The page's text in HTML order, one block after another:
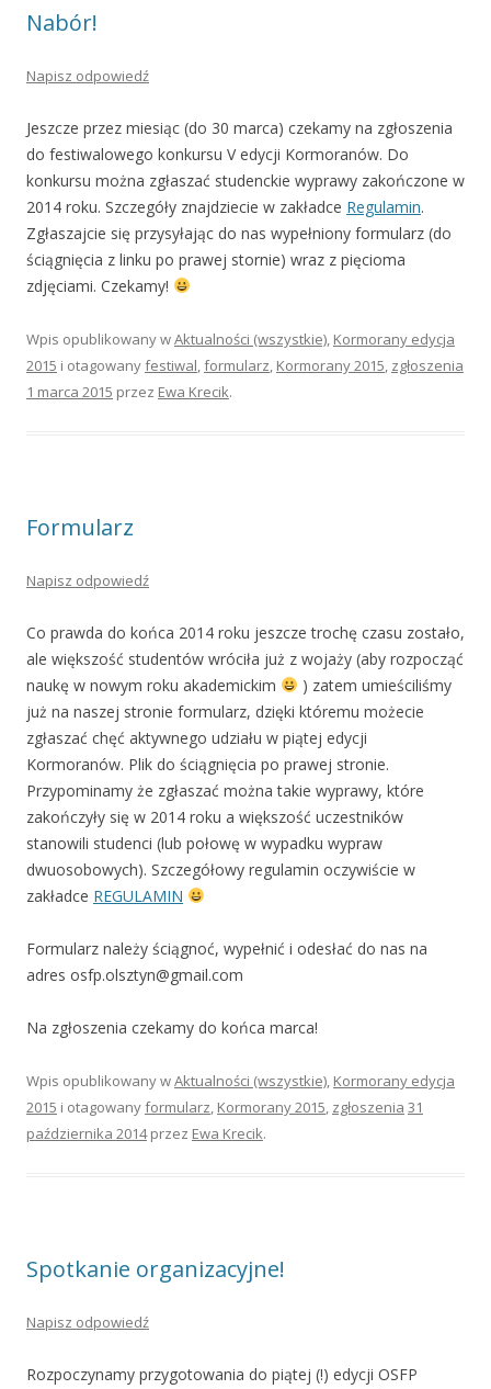
Nabór!
Napisz odpowiedź
Jeszcze przez miesiąc (do 30 marca) czekamy na zgłoszenia
do festiwalowego konkursu V edycji Kormoranów. Do
konkursu można zgłaszać studenckie wyprawy zakończone w
2014 roku. Szczegóły znajdziecie w zakładce Regulamin.
Zgłaszajcie się przysyłając do nas wypełniony formularz (do
ściągnięcia z linku po prawej stornie) wraz z pięcioma
zdjęciami. Czekamy!
Wpis opublikowany wAktualności (wszystkie), Kormorany edycja
2015 i otagowanyfestiwal,formularz, Kormorany 2015, zgłoszenia
1 marca 2015 przez Ewa Krecik.
Formularz
Napisz odpowiedź
Co prawda do końca 2014 roku jeszcze trochę czasu zostało,
ale większość studentów wróciła już z wojaży (aby rozpocząć
naukę w nowym roku akademickim
) zatem umieściliśmy
już na naszej stronie formularz, dzięki któremu możecie
zgłaszać chęć aktywnego udziału w piątej edycji
Kormoranów. Plik do ściągnięcia po prawej stronie.
Przypominamy że zgłaszać można takie wyprawy, które
zakończyły się w 2014 roku a większość uczestników
stanowili studenci (lub połowę w wypadku wypraw
dwuosobowych). Szczegółowy regulamin oczywiście w
zakładce REGULAMIN
Formularz należy ściągnoć, wypełnić i odesłać do nas na
adres osfp.olsztyn@gmail.com
Na zgłoszenia czekamy do końca marca!
Wpis opublikowany wAktualności (wszystkie), Kormorany edycja
2015 i otagowanyformularz, Kormorany 2015, zgłoszenia 31
października 2014przez Ewa Krecik.
Spotkanie organizacyjne!
Napisz odpowiedź
Rozpoczynamy przygotowania do piątej (!) edycji OSFP